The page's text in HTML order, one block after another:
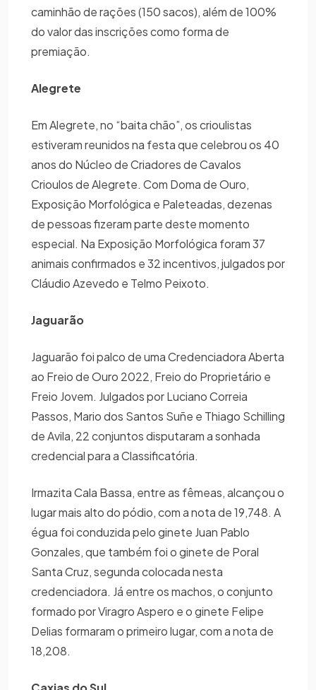
caminhão de rações (150 sacos), além de 100%
do valor das inscrições como forma de
premiação.
Alegrete
Em Alegrete, no “baita chão”, os crioulistas
estiveram reunidos na festa que celebrou os 40
anos do Núcleo de Criadores de Cavalos
Crioulos de Alegrete. Com Doma de Ouro,
Exposição Morfológica e Paleteadas, dezenas
de pessoas fizeram parte deste momento
especial. Na Exposição Morfológica foram 37
animais confirmados e 32 incentivos, julgados por
Cláudio Azevedo e Telmo Peixoto.
Jaguarão
Jaguarão foi palco de uma Credenciadora Aberta
ao Freio de Ouro 2022, Freio do Proprietário e
Freio Jovem. Julgados por Luciano Correia
Passos, Mario dos Santos Suñe e Thiago Schilling
de Avila, 22 conjuntos disputaram a sonhada
credencial para a Classificatória.
Irmazita Cala Bassa, entre as fêmeas, alcançou o
lugar mais alto do pódio, com a nota de 19,748. A
égua foi conduzida pelo ginete Juan Pablo
Gonzales, que também foi o ginete de Poral
Santa Cruz, segunda colocada nesta
credenciadora. Já entre os machos, o conjunto
formado por Viragro Aspero e o ginete Felipe
Delias formaram o primeiro lugar, com a nota de
18,208.